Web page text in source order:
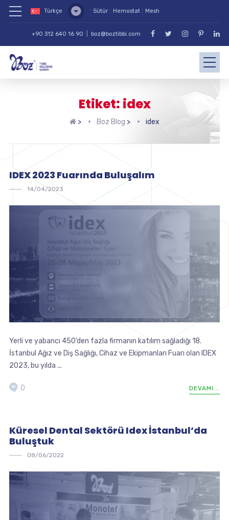
Türkçe Sütür Hemostat Mesh
+90 312 640 16 90 boz@boztibbi.com
Etiket: idex
> Boz Blog > idex
IDEX 2023 Fuarında Buluşalım
14/04/2023
Yerli ve yabancı 450’den fazla firmanın katılım sağladığı 18.
İstanbul Ağız ve Diş Sağlığı, Cihaz ve Ekipmanları Fuarı olan IDEX
2023, bu yılda ...
DEVAMI...
0
Küresel Dental Sektörü Idex İstanbul’da
Buluştuk
08/06/2022